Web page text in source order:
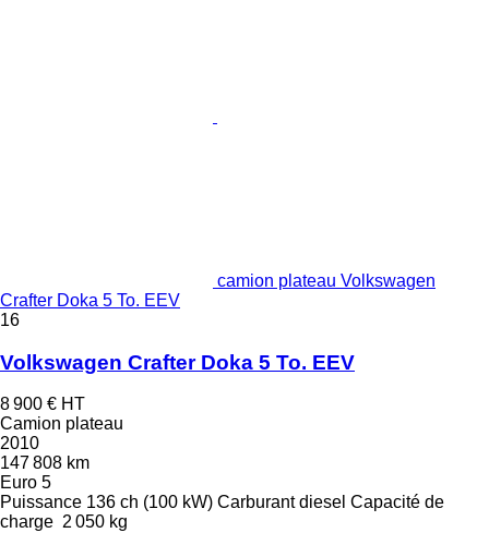
camion plateau Volkswagen
Crafter Doka 5 To. EEV
16
Volkswagen Crafter Doka 5 To. EEV
8 900 € HT
Camion plateau
2010
147 808 km
Euro 5
Puissance 136 ch (100 kW) Carburant diesel Capacité de
charge 2 050 kg